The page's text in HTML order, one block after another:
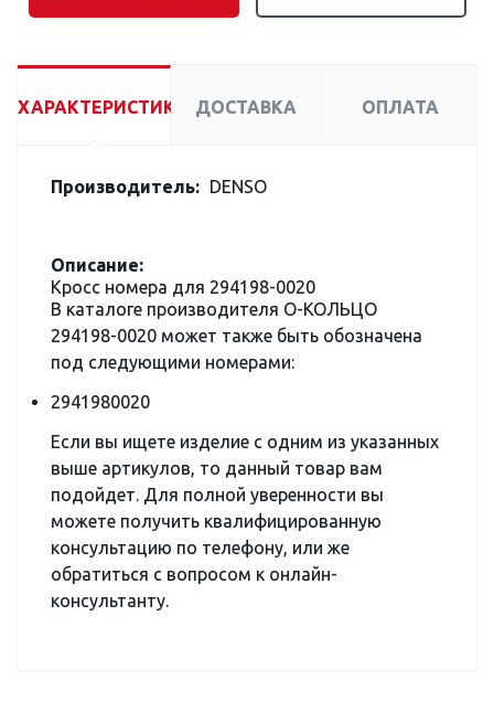
ХАРАКТЕРИСТИКИ ДОСТАВКА ОПЛАТА
Производитель: DENSO
Описание:
Кросс номера для 294198-0020
В каталоге производителя О-КОЛЬЦО
294198-0020 может также быть обозначена
под следующими номерами:
2941980020
Если вы ищете изделие с одним из указанных
выше артикулов, то данный товар вам
подойдет. Для полной уверенности вы
можете получить квалифицированную
консультацию по телефону, или же
обратиться с вопросом к онлайн-
консультанту.